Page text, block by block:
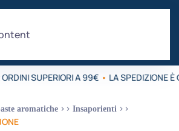
SUPERIORI A 99€ • LA SPEDIZIONE È
aromatiche Insaporienti